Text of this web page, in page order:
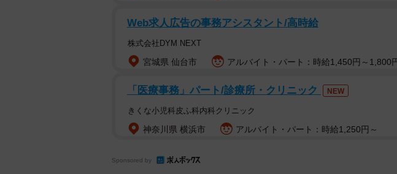
Web求人広告の事務アシスタント/高時給
株式会社DYM NEXT
宮城県 仙台市 アルバイト・パート：時給1,450円～1,800
「医療事務」パート/診療所・クリニック NEW
きくな小児科皮ふ科内科クリニック
神奈川県 横浜市 アルバイト・パート：時給1,250円～
Sponsored by